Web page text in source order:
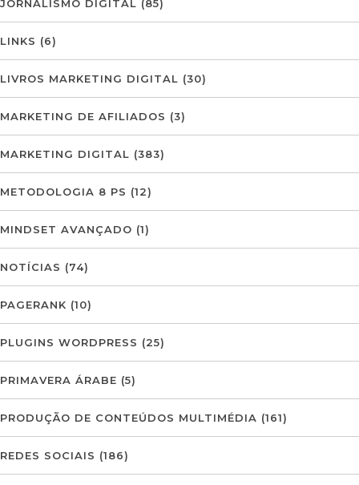
JORNALISMO DIGITAL (85)
LINKS (6)
LIVROS MARKETING DIGITAL (30)
MARKETING DE AFILIADOS (3)
MARKETING DIGITAL (383)
METODOLOGIA 8 PS (12)
MINDSET AVANÇADO (1)
NOTÍCIAS (74)
PAGERANK (10)
PLUGINS WORDPRESS (25)
PRIMAVERA ÁRABE (5)
PRODUÇÃO DE CONTEÚDOS MULTIMÉDIA (161)
REDES SOCIAIS (186)